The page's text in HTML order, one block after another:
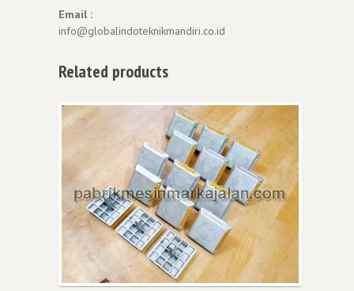
Email :
info@globalindoteknikmandiri.co.id
Related products